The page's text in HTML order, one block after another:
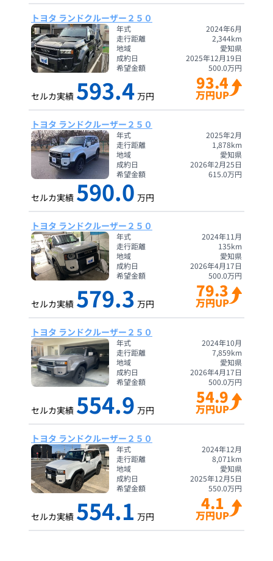
トヨタ ランドクルーザー２５０
年式
2024年6月
走行距離
2,344km
地域
愛知県
成約日
2025年12月19日
希望金額
500.0万円
セルカ実績 593.4 万円
93.4
万円UP
トヨタ ランドクルーザー２５０
年式
2025年2月
走行距離
1,878km
地域
愛知県
成約日
2026年2月25日
希望金額
615.0万円
セルカ実績 590.0 万円
トヨタ ランドクルーザー２５０
年式
2024年11月
走行距離
135km
地域
愛知県
成約日
2026年4月17日
希望金額
500.0万円
セルカ実績 579.3 万円
79.3
万円UP
トヨタ ランドクルーザー２５０
年式
2024年10月
走行距離
7,859km
地域
愛知県
成約日
2026年4月17日
希望金額
500.0万円
セルカ実績 554.9 万円
54.9
万円UP
トヨタ ランドクルーザー２５０
年式
2024年12月
走行距離
8,071 km
地域
愛知県
成約日
2025年12月5日
希望金額
550.0万円
セルカ実績 554.1 万円
4.1
万円UP